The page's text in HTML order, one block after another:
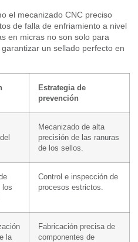
el mecanizado CNC preciso
de falla de enfriamiento a nivel
en micras no son solo para
un sellado perfecto en
Estrategia de
prevención
Mecanizado de alta
precisión de las ranuras
de los sellos.
los
Control e inspección de
procesos estrictos.
la
Fabricación precisa de
componentes de